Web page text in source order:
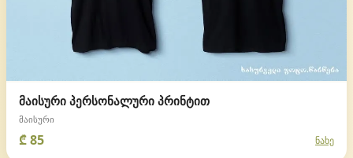
მაისური პერსონალური პრინტით
მაისური
₾ 85 ნახე